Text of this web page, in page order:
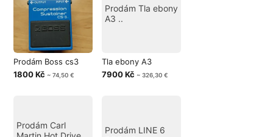
Prodám Boss cs3
1800 Kč ~ 74,50 €
Prodám Tla ebony
A3 ..
Tla ebony A3
7900 Kč ~ 326,30 €
Prodám Carl
Prodám LINE 6